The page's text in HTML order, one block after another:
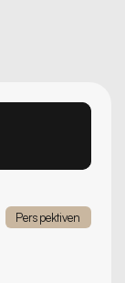
Perspektiven